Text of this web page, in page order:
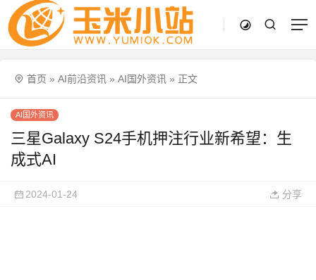
首页 » AI前沿资讯 » AI国外资讯 » 正文
AI国外资讯
三星Galaxy S24手机押注行业新希望：生
成式AI
2024-01-24 分享